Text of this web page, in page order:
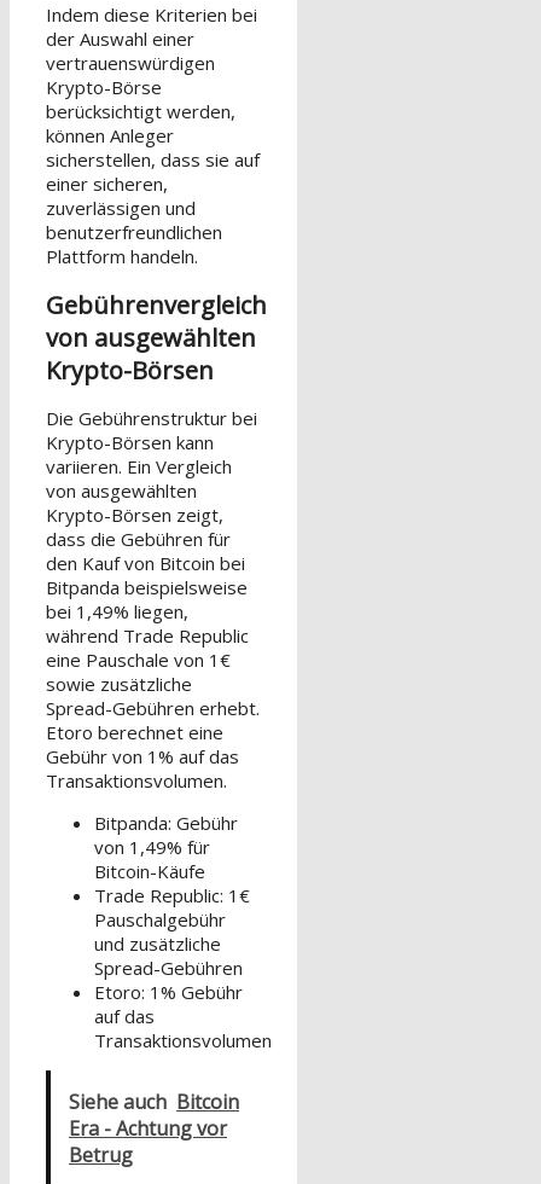
Indem diese Kriterien bei
der Auswahl einer
vertrauenswürdigen
Krypto-Börse
berücksichtigt werden,
können Anleger
sicherstellen, dass sie auf
einer sicheren,
zuverlässigen und
benutzerfreundlichen
Plattform handeln.
Gebührenvergleich
von ausgewählten
Krypto-Börsen
Die Gebührenstruktur bei
Krypto-Börsen kann
variieren. Ein Vergleich
von ausgewählten
Krypto-Börsen zeigt,
dass die Gebühren für
den Kauf von Bitcoin bei
Bitpanda beispielsweise
bei 1,49% liegen,
während Trade Republic
eine Pauschale von 1€
sowie zusätzliche
Spread-Gebühren erhebt.
Etoro berechnet eine
Gebühr von 1% auf das
Transaktionsvolumen.
Bitpanda: Gebühr
von 1,49% für
Bitcoin-Käufe
Trade Republic: 1€
Pauschalgebühr
und zusätzliche
Spread-Gebühren
Etoro: 1% Gebühr
auf das
Transaktionsvolumen
Siehe auch Bitcoin
Era - Achtung vor
Betrug